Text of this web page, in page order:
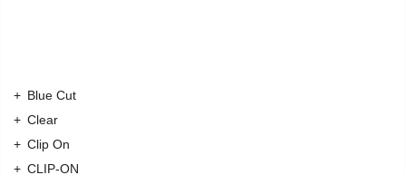
Blue Cut
Clear
Clip On
CLIP-ON